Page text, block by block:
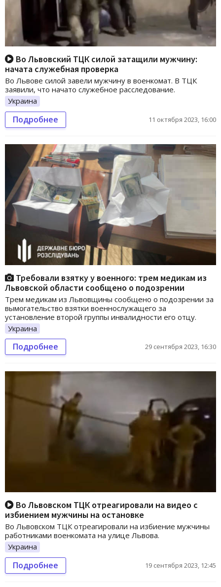
Во Львовский ТЦК силой затащили мужчину:
начата служебная проверка
Во Львове силой завели мужчину в военкомат. В ТЦК
заявили, что начато служебное расследование.
Украина
Подробнее 11 октября 2023, 16:00
Требовали взятку у военного: трем медикам из
Львовской области сообщено о подозрении
Трем медикам из Львовщины сообщено о подозрении за
вымогательство взятки военнослужащего за
установление второй группы инвалидности его отцу.
Украина
Подробнее 29 сентября 2023, 16:30
Во Львовском ТЦК отреагировали на видео с
избиением мужчины на остановке
Во Львовском ТЦК отреагировали на избиение мужчины
работниками военкомата на улице Львова.
Украина
Подробнее 19 сентября 2023, 12:45